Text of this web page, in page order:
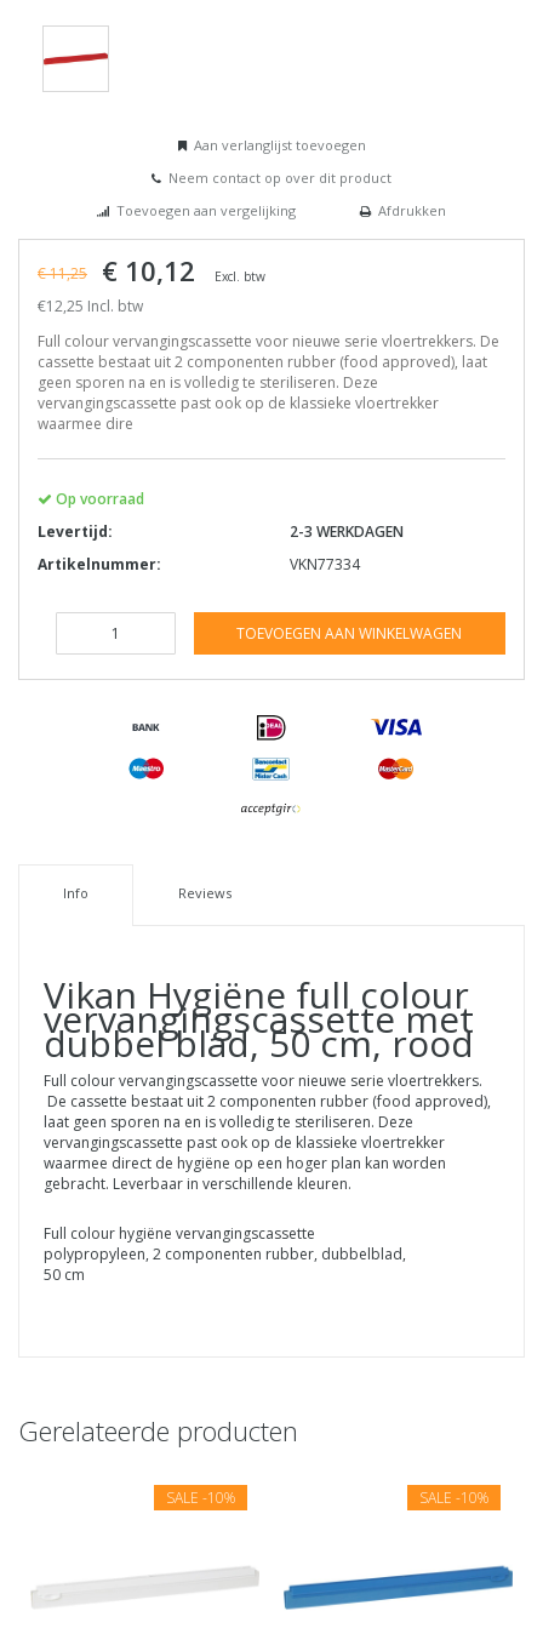
Aan verlanglijst toevoegen
Neem contact op over dit product
Toevoegen aan vergelijking
Afdrukken
€ 11,25 € 10,12 Excl. btw
€12,25 Incl. btw
Full colour vervangingscassette voor nieuwe serie vloertrekkers. De
cassette bestaat uit 2 componenten rubber (food approved), laat
geen sporen na en is volledig te steriliseren. Deze
vervangingscassette past ook op de klassieke vloertrekker
waarmee dire
Op voorraad
Levertijd:
2-3 WERKDAGEN
Artikelnummer:
VKN77334
TOEVOEGEN AAN WINKELWAGEN
Info Reviews
Vikan Hygiëne full colour
vervangingscassette met
dubbel blad, 50 cm, rood
Full colour vervangingscassette voor nieuwe serie vloertrekkers.
De cassette bestaat uit 2 componenten rubber (food approved),
laat geen sporen na en is volledig te steriliseren. Deze
vervangingscassette past ook op de klassieke vloertrekker
waarmee direct de hygiëne op een hoger plan kan worden
gebracht. Leverbaar in verschillende kleuren.
Full colour hygiëne vervangingscassette
polypropyleen, 2 componenten rubber, dubbelblad,
50 cm
Gerelateerde producten
SALE -10% SALE -10%